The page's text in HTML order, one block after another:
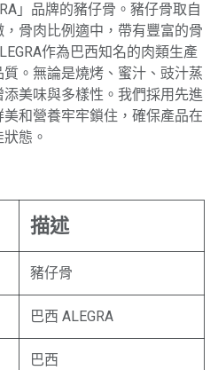
」品牌的豬仔骨。豬仔骨取自
骨肉比例適中，帶有豐富的骨
作為巴西知名的肉類生產
。無論是燒烤、蜜汁、豉汁蒸
美味與多樣性。我們採用先進
和營養牢牢鎖住，確保產品在
態。
描述
豬仔骨
巴西 ALEGRA
巴西